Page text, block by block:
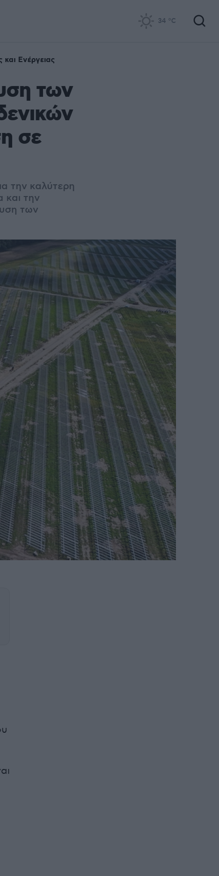
34 °C
και Ενέργειας
των
σε
την καλύτερη
την
των